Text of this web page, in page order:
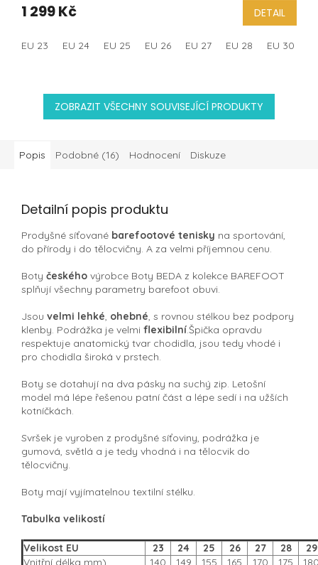
1 299 Kč DETAIL
EU 23 EU 24 EU 25 EU 26 EU 27 EU 28 EU 30
ZOBRAZIT VŠECHNY SOUVISEJÍCÍ PRODUKTY
Popis Podobné (16) Hodnocení Diskuze
Detailní popis produktu
Prodyšné síťované barefootové tenisky na sportování,
do přírody i do tělocvičny. A za velmi příjemnou cenu.
Boty českého výrobce Boty BEDA z kolekce BAREFOOT
splňují všechny parametry barefoot obuvi.
Jsou velmi lehké, ohebné, s rovnou stélkou bez podpory
klenby. Podrážka je velmi flexibilní.Špička opravdu
respektuje anatomický tvar chodidla, jsou tedy vhodé i
pro chodidla široká v prstech.
Boty se dotahují na dva pásky na suchý zip. Letošní
model má lépe řešenou patní část a lépe sedí i na užších
kotníčkách.
Svršek je vyroben z prodyšné síťoviny, podrážka je
gumová, světlá a je tedy vhodná i na tělocvik do
tělocvičny.
Boty mají vyjímatelnou textilní stélku.
Tabulka velikostí
Velikost EU 23 24 25 26 27 28
29